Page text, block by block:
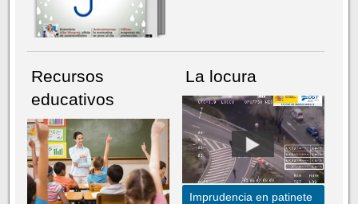
Recursos
educativos
La locura
Imprudencia en patinete